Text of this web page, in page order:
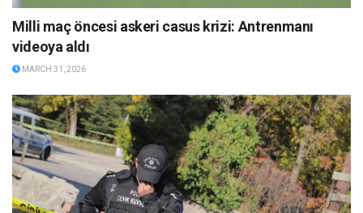
Milli maç öncesi askeri casus krizi: Antrenmanı
videoya aldı
MARCH 31, 2026